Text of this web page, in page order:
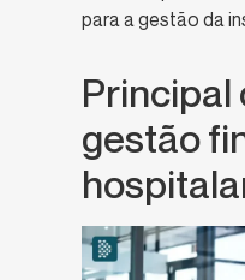
para a gestão da
Principal
gestão